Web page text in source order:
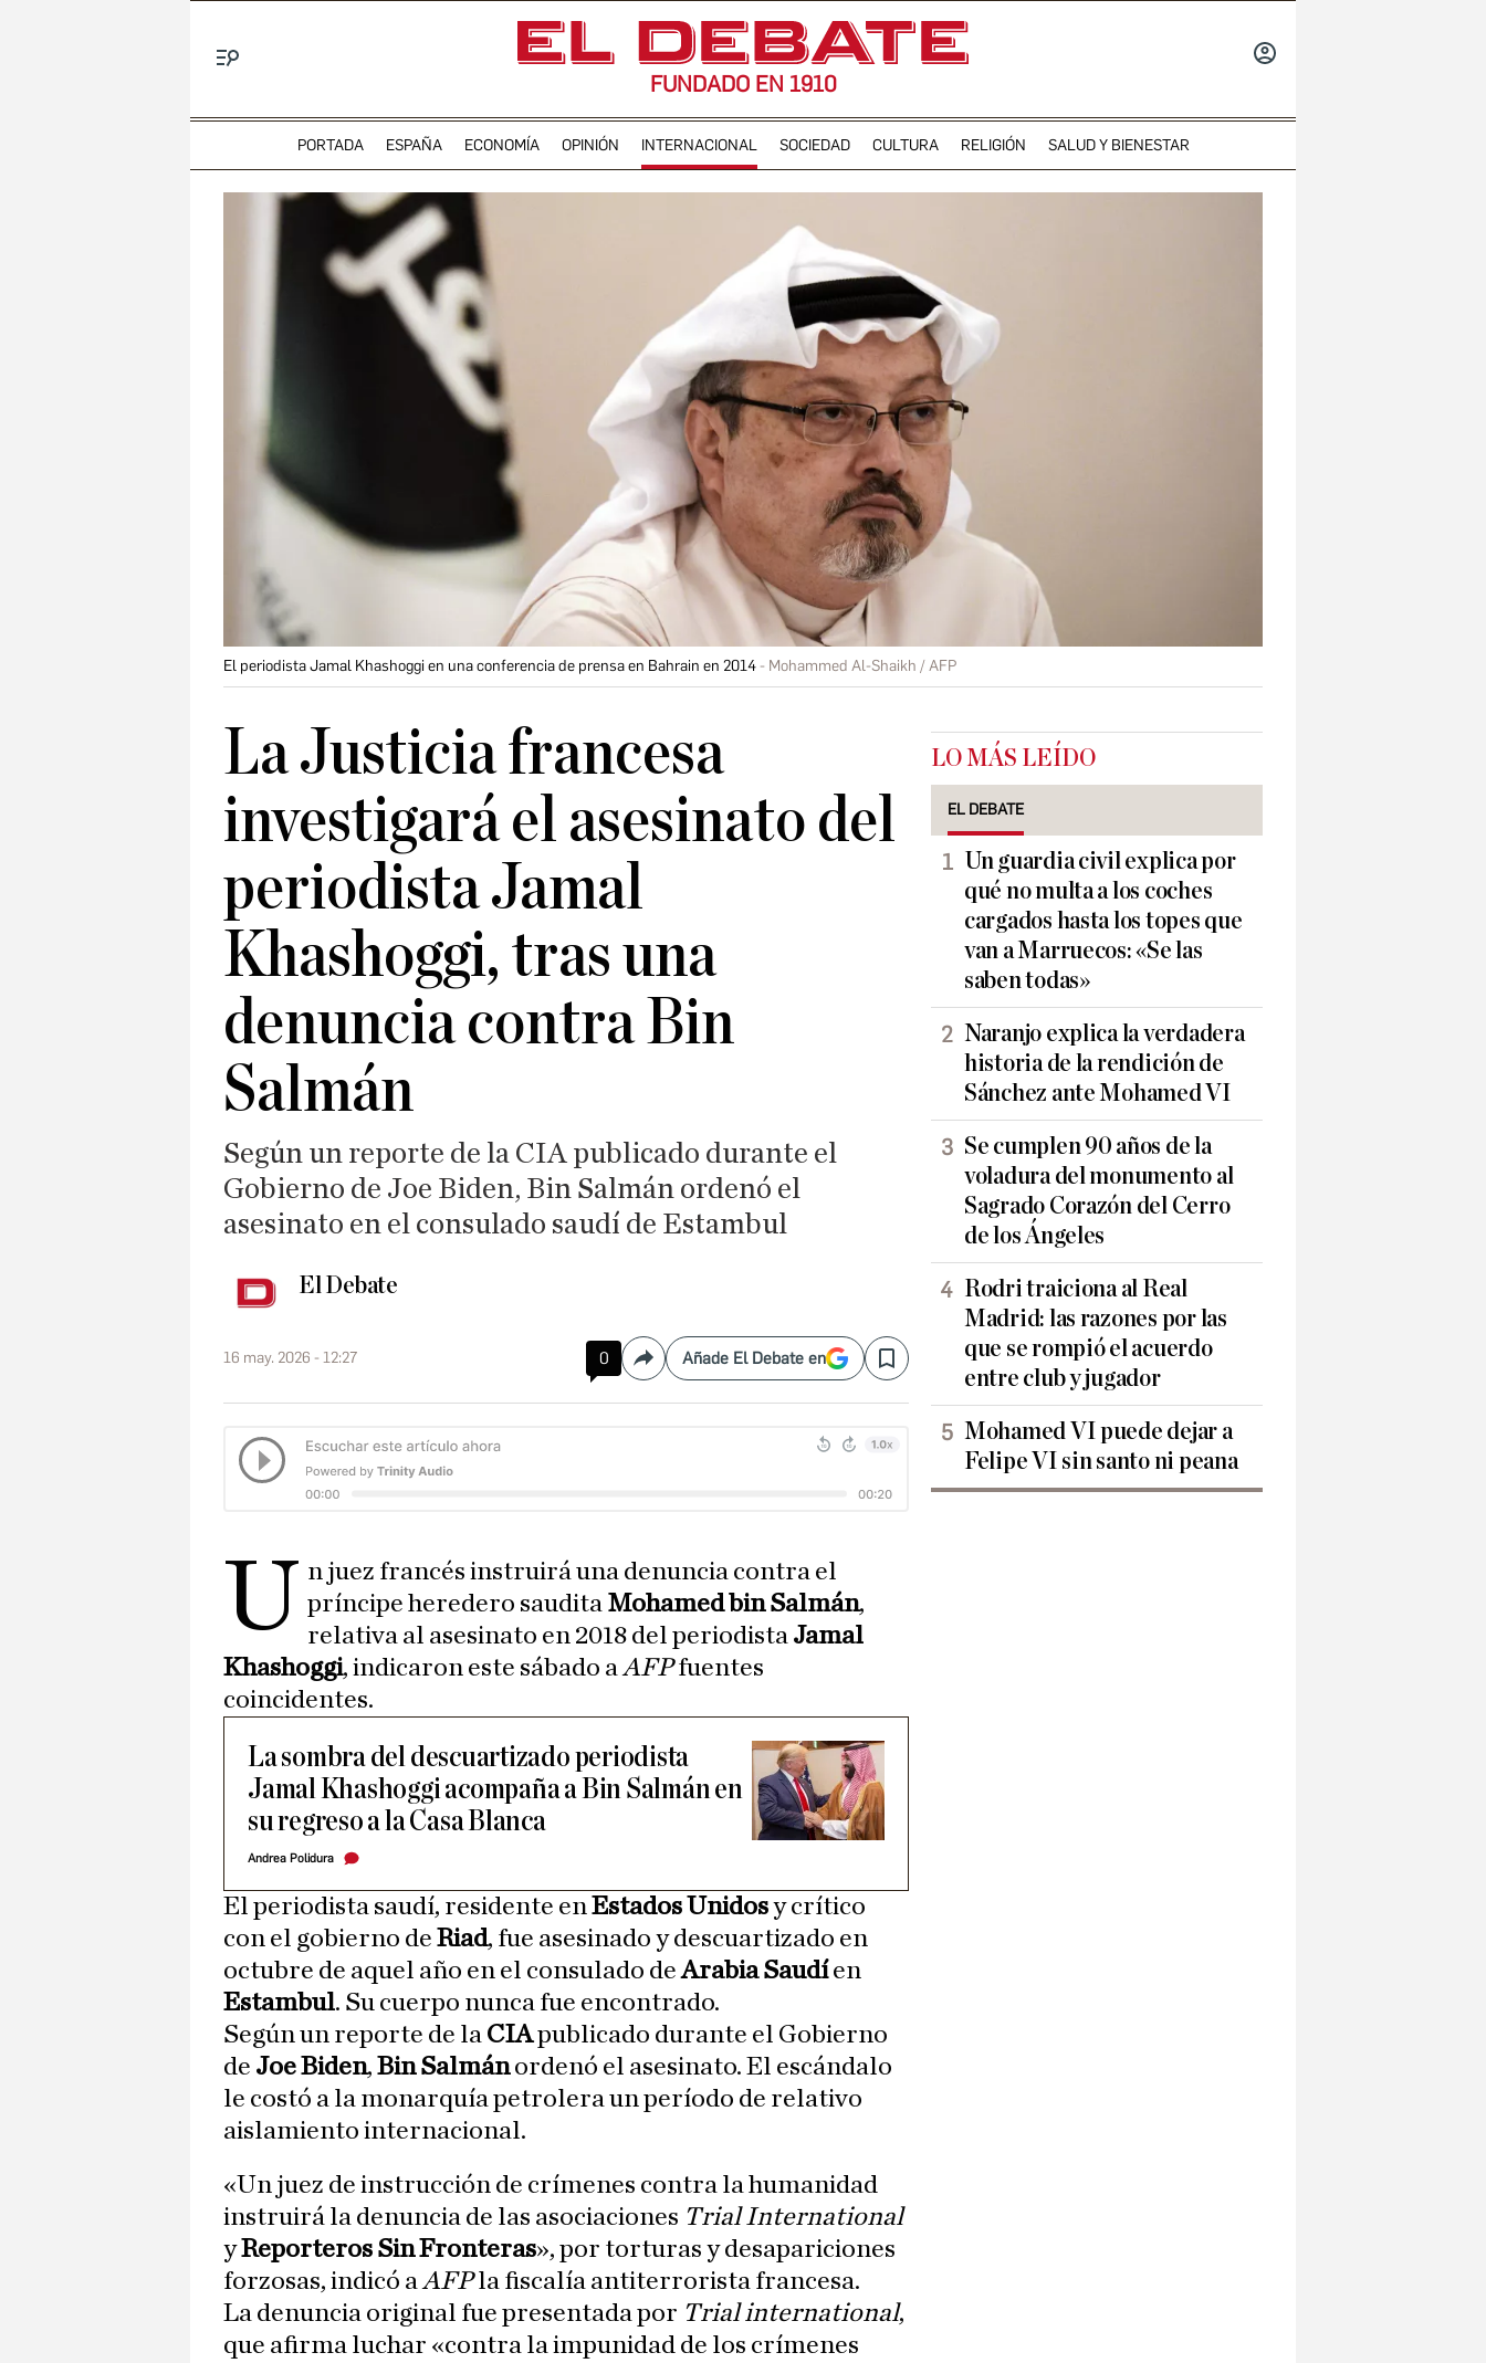
FUNDADO EN 1910
PORTADA ESPAÑA ECONOMÍA OPINIÓN INTERNACIONAL SOCIEDAD CULTURA RELIGIÓN SALUD Y BIENESTAR
El periodista Jamal Khashoggi en una conferencia de prensa en Bahrain en 2014 Mohammed Al-Shaikh / AFP
La Justicia francesa
investigará el asesinato del
periodista Jamal
Khashoggi, tras una
denuncia contra Bin
Salmán
Según un reporte de la CIA publicado durante el
Gobierno de Joe Biden, Bin Salmán ordenó el
asesinato en el consulado saudí de Estambul
El Debate
16 may. 2026 - 12:27 0 CompartirAñade El Debate en Save
U n juez francés instruirá una denuncia contra el
príncipe heredero saudita Mohamed bin Salmán,
relativa al asesinato en 2018 del periodista Jamal
Khashoggi, indicaron este sábado aAFPfuentes
coincidentes.
La sombra del descuartizado periodista
Jamal Khashoggi acompaña a Bin Salmán en
su regreso a la Casa Blanca
Andrea Polidura
El periodista saudí, residente enEstados Unidosy crítico
con el gobierno de Riad, fue asesinado y descuartizado en
octubre de aquel año en el consulado deArabia Saudíen
Estambul. Su cuerpo nunca fue encontrado.
Según un reporte de la CIApublicado durante el Gobierno
de Joe Biden, Bin Salmánordenó el asesinato. El escándalo
le costó a la monarquía petrolera un período de relativo
aislamiento internacional.
«Un juez de instrucción de crímenes contra la humanidad
instruirá la denuncia de las asociaciones Trial International
yReporteros Sin Fronteras», por torturas y desapariciones
forzosas, indicó aAFPla fiscalía antiterrorista francesa.
La denuncia original fue presentada por Trial international,
que afirma luchar «contra la impunidad de los crímenes
LO MÁS LEÍDO
EL DEBATE
Un guardia civil explica por
qué no multa a los coches
cargados hasta los topes que
van a Marruecos: «Se las
saben todas»
Naranjo explica la verdadera
historia de la rendición de
Sánchez ante Mohamed VI
Se cumplen 90 años de la
voladura del monumento al
Sagrado Corazón del Cerro
de los Ángeles
Rodri traiciona al Real
Madrid: las razones por las
que se rompió el acuerdo
entre club y jugador
Mohamed VI puede dejar a
Felipe VI sin santo ni peana